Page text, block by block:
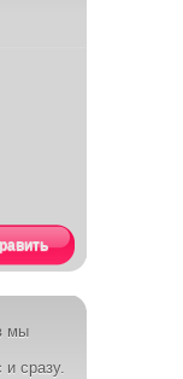
мы
сразу.